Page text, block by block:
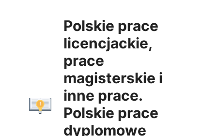
Polskie prace
licencjackie,
prace
magisterskie i
inne prace.
Polskie prace
dyplomowe